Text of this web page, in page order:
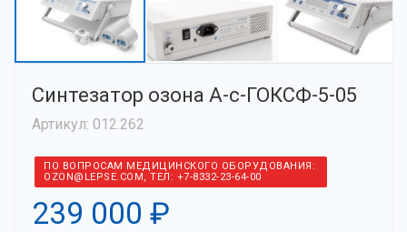
Синтезатор озона А-с-ГОКСФ-5-05
Артикул: 012.262
ПО ВОПРОСАМ МЕДИЦИНСКОГО ОБОРУДОВАНИЯ:
OZON@LEPSE.COM, ТЕЛ: +7-8332-23-64-00
239 000 ₽